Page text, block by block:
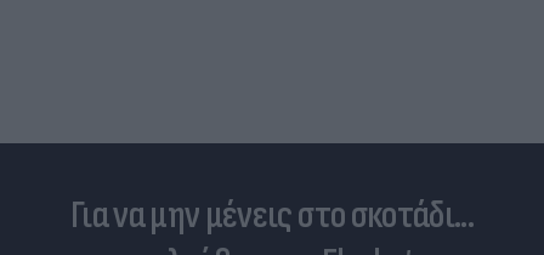
Για να μην μένεις στο σκοτάδι...